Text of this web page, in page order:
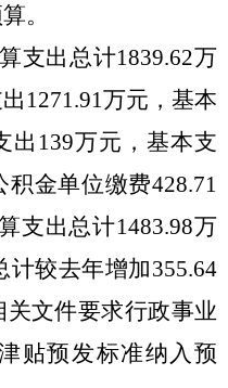
。
支出总计1839.62万
1271.91万元，基本
出139万元，基本支
金单位缴费428.71
支出总计1483.98万
计较去年增加355.64
文件要求行政事业
贴预发标准纳入预